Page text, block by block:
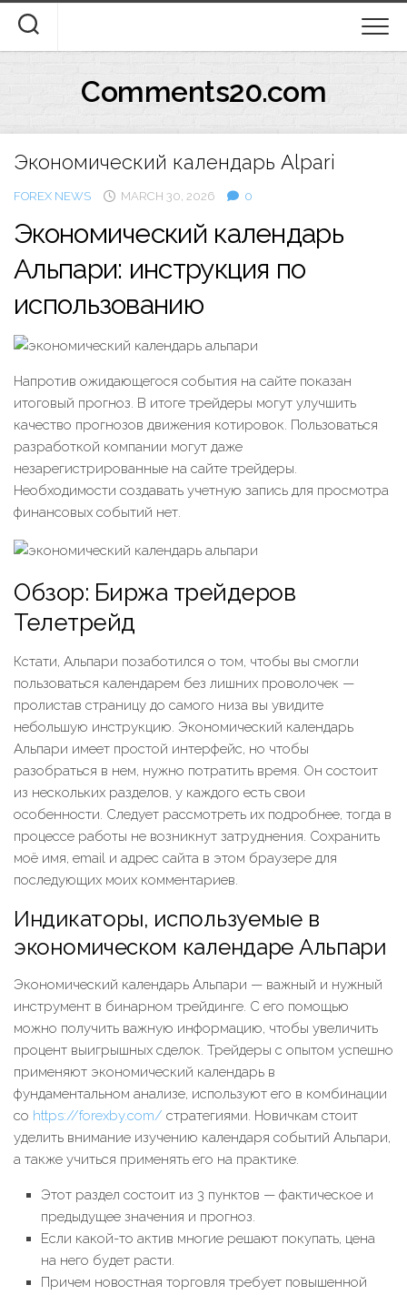
content
Comments20.com
Экономический календарь Alpari
FOREX NEWS MARCH 30, 2026 0
Экономический календарь
Альпари: инструкция по
использованию
Напротив ожидающегося события на сайте показан
итоговый прогноз. В итоге трейдеры могут улучшить
качество прогнозов движения котировок. Пользоваться
разработкой компании могут даже
незарегистрированные на сайте трейдеры.
Необходимости создавать учетную запись для просмотра
финансовых событий нет.
Обзор: Биржа трейдеров
Телетрейд
Кстати, Альпари позаботился о том, чтобы вы смогли
пользоваться календарем без лишних проволочек —
пролистав страницу до самого низа вы увидите
небольшую инструкцию. Экономический календарь
Альпари имеет простой интерфейс, но чтобы
разобраться в нем, нужно потратить время. Он состоит
из нескольких разделов, у каждого есть свои
особенности. Следует рассмотреть их подробнее, тогда в
процессе работы не возникнут затруднения. Сохранить
моё имя, email и адрес сайта в этом браузере для
последующих моих комментариев.
Индикаторы, используемые в
экономическом календаре Альпари
Экономический календарь Альпари — важный и нужный
инструмент в бинарном трейдинге. С его помощью
можно получить важную информацию, чтобы увеличить
процент выигрышных сделок. Трейдеры с опытом успешно
применяют экономический календарь в
фундаментальном анализе, используют его в комбинации
со https://forexby.com/ стратегиями. Новичкам стоит
уделить внимание изучению календаря событий Альпари,
а также учиться применять его на практике.
Этот раздел состоит из 3 пунктов — фактическое и
предыдущее значения и прогноз.
Если какой-то актив многие решают покупать, цена
на него будет расти.
Причем новостная торговля требует повышенной